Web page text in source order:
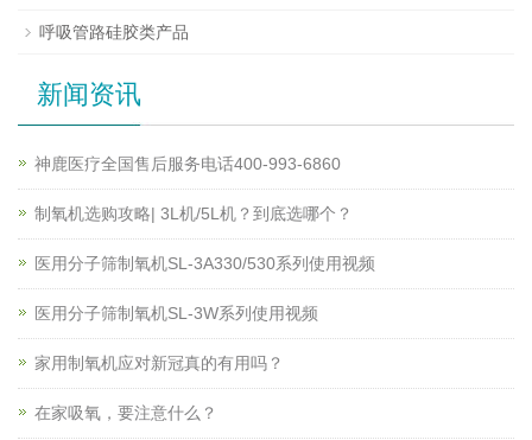
呼吸管路硅胶类产品
新闻资讯
神鹿医疗全国售后服务电话400-993-6860
制氧机选购攻略| 3L机/5L机？到底选哪个？
医用分子筛制氧机SL-3A330/530系列使用视频
医用分子筛制氧机SL-3W系列使用视频
家用制氧机应对新冠真的有用吗？
在家吸氧，要注意什么？